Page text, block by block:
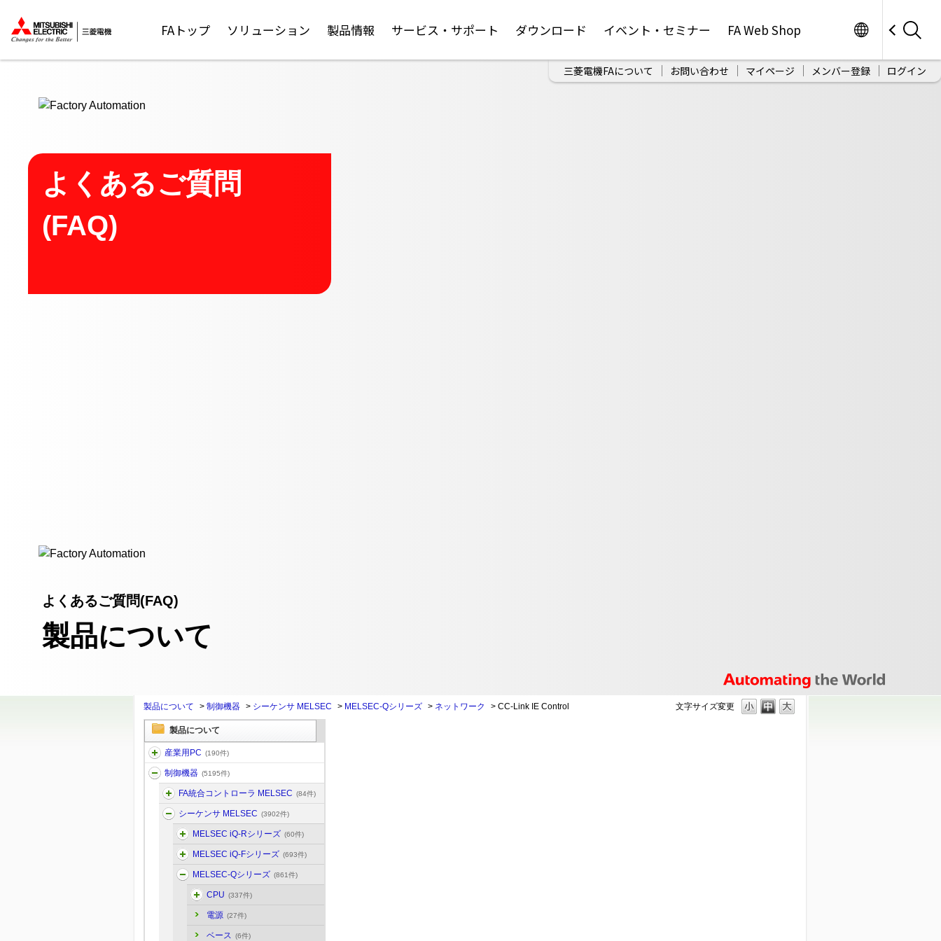
FAトップ ソリューション 製品情報 サービス・サポート ダウンロード イベント・セミナー FA Web Shop
三菱電機FAについて お問い合わせ マイページ メンバー登録 ログイン
よくあるご質問
(FAQ)
よくあるご質問(FAQ)
製品について
文字サイズ変更
製品について > 制御機器 > シーケンサ MELSEC > MELSEC-Qシリーズ > ネットワーク > CC-Link IE Control
製品について
産業用PC (190件)
制御機器 (5195件)
FA統合コントローラ MELSEC (84件)
シーケンサ MELSEC (3902件)
MELSEC iQ-Rシリーズ (60件)
MELSEC iQ-Fシリーズ (693件)
MELSEC-Qシリーズ (861件)
CPU (337件)
電源 (27件)
ベース (6件)